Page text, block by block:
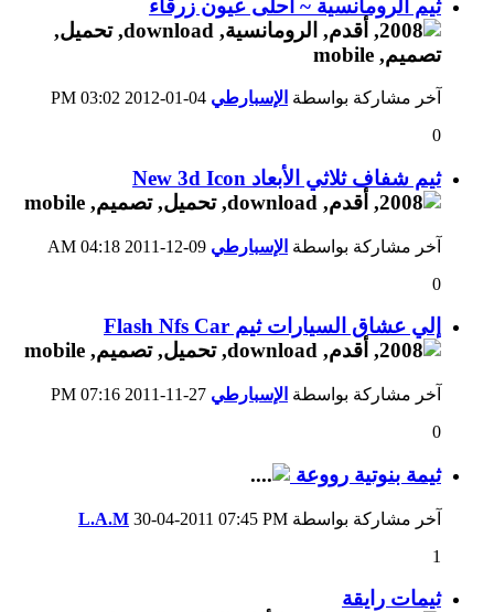
ثيم الرومانسية ~ أحلى عيون زرقاء
آخر مشاركة بواسطة الإسبارطي
03:02 PM
0
ثيم شفاف ثلاثي الأبعاد New 3d Icon
آخر مشاركة بواسطة الإسبارطي
04:18 AM
0
إلي عشاق السيارات ثيم Flash Nfs Car
آخر مشاركة بواسطة الإسبارطي
07:16 PM
0
ثيمة بنوتية رووعة
آخر مشاركة بواسطة L.A.M 30-04-2011 07:45 PM
1
ثيمات رايقة